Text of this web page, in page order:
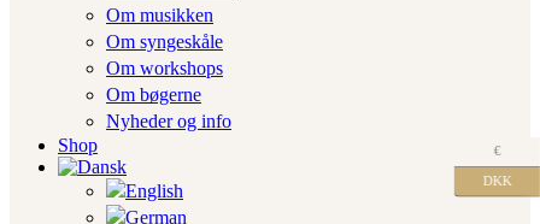
Om musikken
Om syngeskåle
Om workshops
Om bøgerne
Nyheder og info
Shop
€
DKK